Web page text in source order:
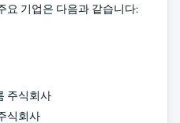
요 기업은 다음과 같습니다:
주식회사
식회사